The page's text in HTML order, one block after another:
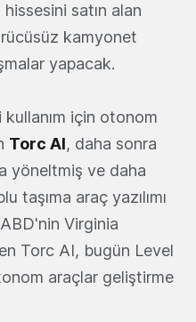
satın alan
kamyonet
yapacak.
için otonom
Torc AI, daha sonra
yöneltmiş ve daha
taşıma araç yazılımı
Virginia
Torc AI, bugün Level
araçlar geliştirme